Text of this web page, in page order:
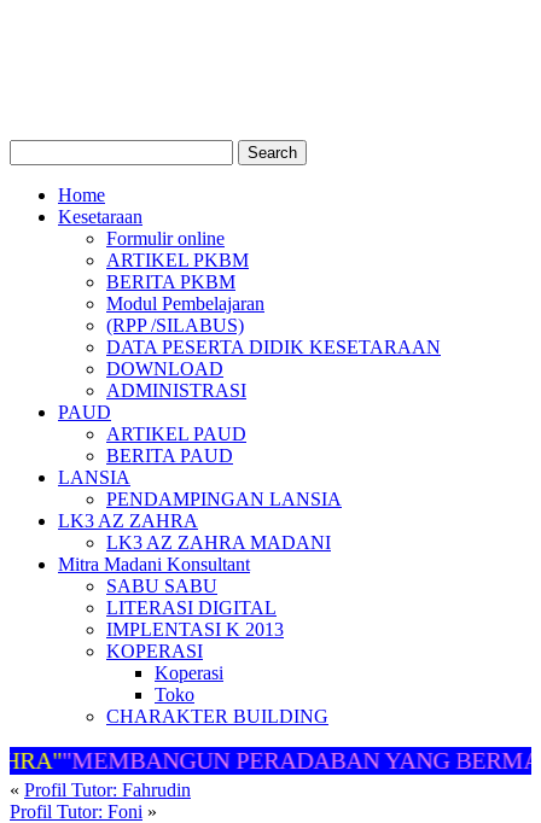
Home
Kesetaraan
Formulir online
ARTIKEL PKBM
BERITA PKBM
Modul Pembelajaran
(RPP /SILABUS)
DATA PESERTA DIDIK KESETARAAN
DOWNLOAD
ADMINISTRASI
PAUD
ARTIKEL PAUD
BERITA PAUD
LANSIA
PENDAMPINGAN LANSIA
LK3 AZ ZAHRA
LK3 AZ ZAHRA MADANI
Mitra Madani Konsultant
SABU SABU
LITERASI DIGITAL
IMPLENTASI K 2013
KOPERASI
Koperasi
Toko
CHARAKTER BUILDING
"MEMBANGUN PERADABAN YANG
« Profil Tutor: Fahrudin
Profil Tutor: Foni »